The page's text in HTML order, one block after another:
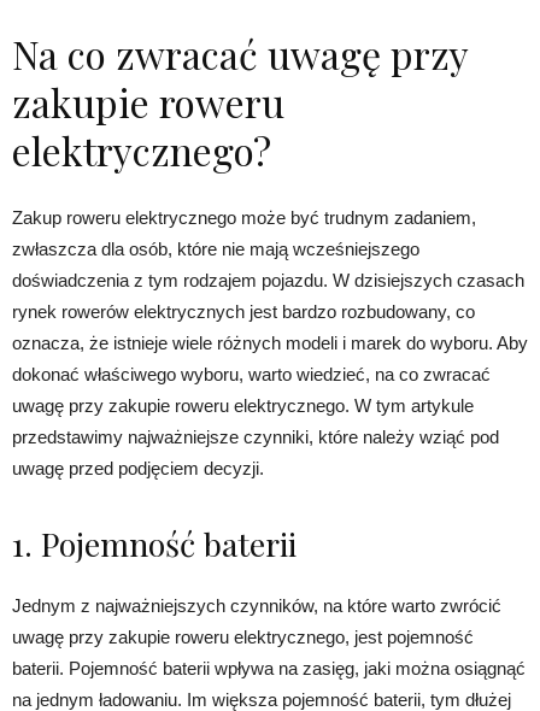
Na co zwracać uwagę przy
zakupie roweru
elektrycznego?
Zakup roweru elektrycznego może być trudnym zadaniem,
zwłaszcza dla osób, które nie mają wcześniejszego
doświadczenia z tym rodzajem pojazdu. W dzisiejszych czasach
rynek rowerów elektrycznych jest bardzo rozbudowany, co
oznacza, że istnieje wiele różnych modeli i marek do wyboru. Aby
dokonać właściwego wyboru, warto wiedzieć, na co zwracać
uwagę przy zakupie roweru elektrycznego. W tym artykule
przedstawimy najważniejsze czynniki, które należy wziąć pod
uwagę przed podjęciem decyzji.
1. Pojemność baterii
Jednym z najważniejszych czynników, na które warto zwrócić
uwagę przy zakupie roweru elektrycznego, jest pojemność
baterii. Pojemność baterii wpływa na zasięg, jaki można osiągnąć
na jednym ładowaniu. Im większa pojemność baterii, tym dłużej